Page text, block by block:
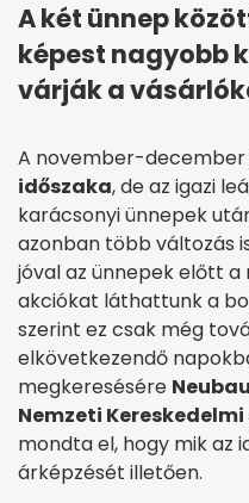
A két ünnep
képest nagyobb
várják a
A november-december
időszaka, de az igazi
karácsonyi ünnepek
azonban több változás
jóval az ünnepek előtt
akciókat láthattunk a
szerint ez csak még
elkövetkezendő
megkeresésére
Nemzeti
mondta el, hogy mik az
árképzését illetően.